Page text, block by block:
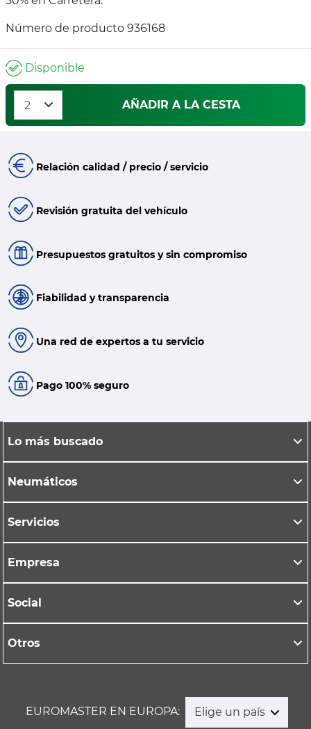
Número de producto 936168
Disponible
AÑADIR A LA CESTA
Relación calidad / precio / servicio
Revisión gratuita del vehículo
Presupuestos gratuitos y sin compromiso
Fiabilidad y transparencia
Una red de expertos a tu servicio
Pago 100% seguro
Lo más buscado
Neumáticos
Servicios
Empresa
Social
Otros
EUROMASTER EN EUROPA: Elige un país